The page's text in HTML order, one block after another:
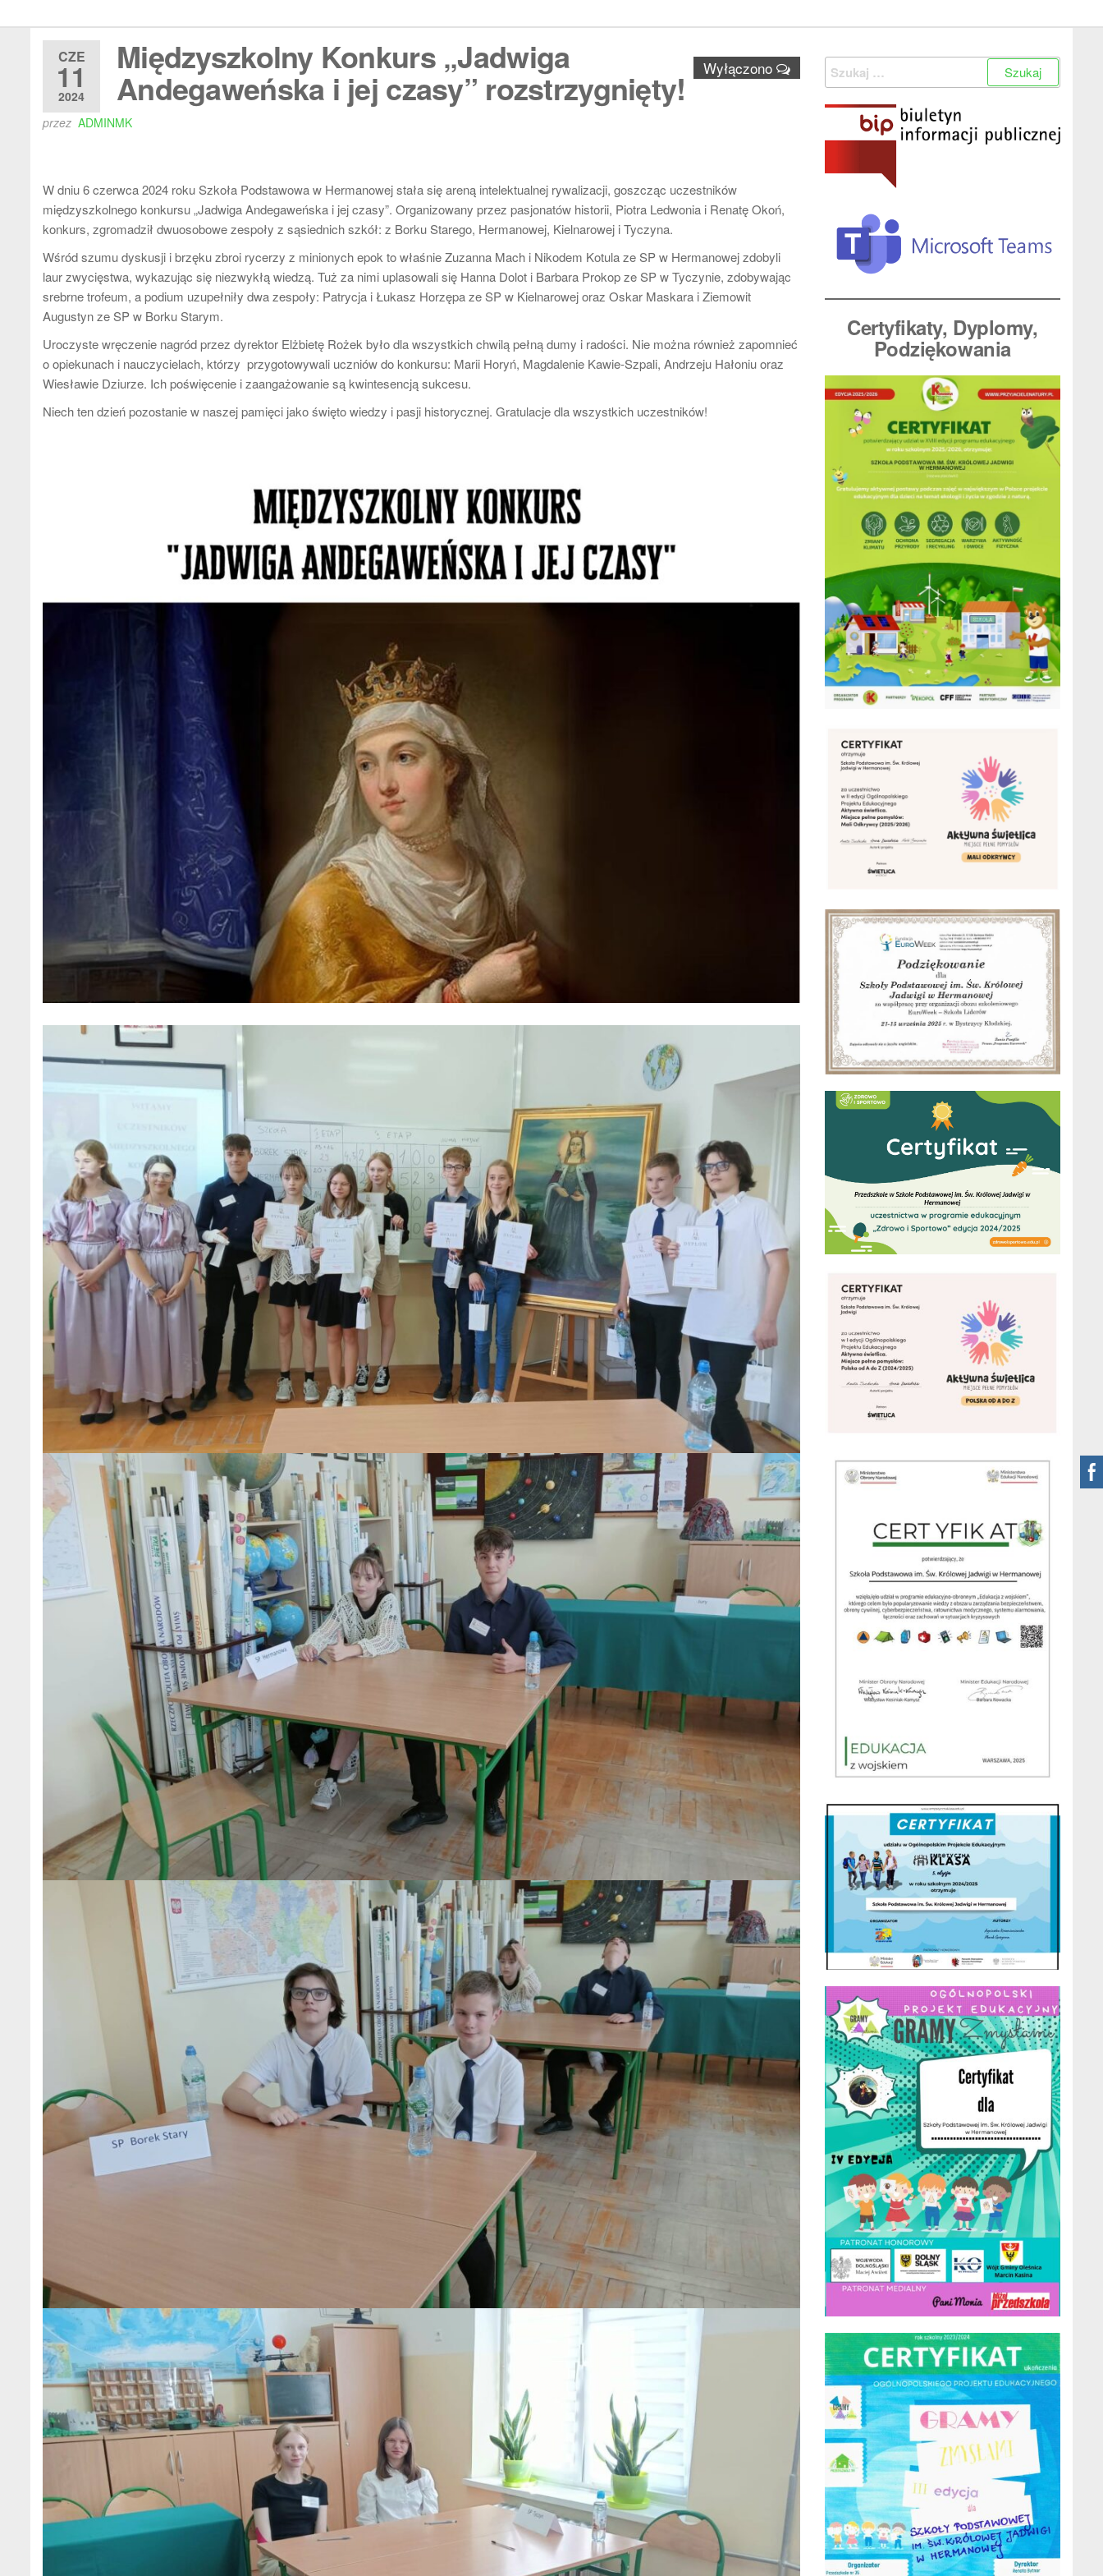
CZE
11
2024
Wyłączono
Międzyszkolny Konkurs „Jadwiga
Andegaweńska i jej czasy” rozstrzygnięty!
przez ADMINMK
W dniu 6 czerwca 2024 roku Szkoła Podstawowa w Hermanowej stała się areną intelektualnej rywalizacji, goszcząc uczestników
międzyszkolnego konkursu „Jadwiga Andegaweńska i jej czasy”. Organizowany przez pasjonatów historii, Piotra Ledwonia i Renatę Okoń,
konkurs, zgromadził dwuosobowe zespoły z sąsiednich szkół: z Borku Starego, Hermanowej, Kielnarowej i Tyczyna.
Wśród szumu dyskusji i brzęku zbroi rycerzy z minionych epok to właśnie Zuzanna Mach i Nikodem Kotula ze SP w Hermanowej zdobyli
laur zwycięstwa, wykazując się niezwykłą wiedzą. Tuż za nimi uplasowali się Hanna Dolot i Barbara Prokop ze SP w Tyczynie, zdobywając
srebrne trofeum, a podium uzupełniły dwa zespoły: Patrycja i Łukasz Horzępa ze SP w Kielnarowej oraz Oskar Maskara i Ziemowit
Augustyn ze SP w Borku Starym.
Uroczyste wręczenie nagród przez dyrektor Elżbietę Rożek było dla wszystkich chwilą pełną dumy i radości. Nie można również zapomnieć
o opiekunach i nauczycielach, którzy przygotowywali uczniów do konkursu: Marii Horyń, Magdalenie Kawie-Szpali, Andrzeju Hałoniu oraz
Wiesławie Dziurze. Ich poświęcenie i zaangażowanie są kwintesencją sukcesu.
Niech ten dzień pozostanie w naszej pamięci jako święto wiedzy i pasji historycznej. Gratulacje dla wszystkich uczestników!
Szukaj:
Certyfikaty, Dyplomy,
Podziękowania